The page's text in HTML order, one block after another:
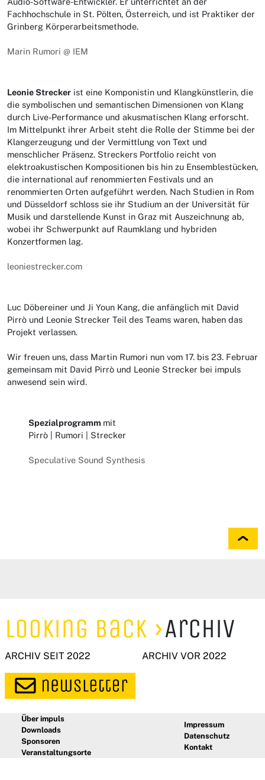
Fachhochschule in St. Pölten, Österreich, und ist Praktiker der
Grinberg Körperarbeitsmethode.
Marin Rumori @ IEM
Leonie Strecker ist eine Komponistin und Klangkünstlerin, die
die symbolischen und semantischen Dimensionen von Klang
durch Live-Performance und akusmatischen Klang erforscht.
Im Mittelpunkt ihrer Arbeit steht die Rolle der Stimme bei der
Klangerzeugung und der Vermittlung von Text und
menschlicher Präsenz. Streckers Portfolio reicht von
elektroakustischen Kompositionen bis hin zu Ensemblestücken,
die international auf renommierten Festivals und an
renommierten Orten aufgeführt werden. Nach Studien in Rom
und Düsseldorf schloss sie ihr Studium an der Universität für
Musik und darstellende Kunst in Graz mit Auszeichnung ab,
wobei ihr Schwerpunkt auf Raumklang und hybriden
Konzertformen lag.
leoniestrecker.com
Luc Döbereiner und Ji Youn Kang, die anfänglich mit David
Pirrò und Leonie Strecker Teil des Teams waren, haben das
Projekt verlassen.
Wir freuen uns, dass Martin Rumori nun vom 17. bis 23. Februar
gemeinsam mit David Pirrò und Leonie Strecker bei impuls
anwesend sein wird.
Spezialprogramm mit
Pirrò | Rumori | Strecker
Speculative Sound Synthesis
Looking Back Archiv
ARCHIV SEIT 2022 ARCHIV VOR 2022
Über impuls
Downloads
Sponsoren
Veranstaltungsorte
Impressum
Datenschutz
Kontakt